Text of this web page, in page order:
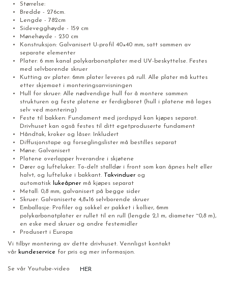
Størrelse:
Bredde - 276cm.
Lengde - 782cm
Sidevegghøyde - 159 cm
Mønehøyde - 230 cm
Konstruksjon: Galvanisert U-profil 40×40 mm, satt sammen av
separate elementer
Plater: 6 mm kanal polykarbonatplater med UV-beskyttelse. Festes
med selvborende skruer
Kutting av plater: 6mm plater leveres på rull. Alle plater må kuttes
etter skjemaet i monteringsanvisningen
Hull for skruer: Alle nødvendige hull for å montere sammen
strukturen og feste platene er ferdigboret (hull i platene må lages
selv ved montering)
Feste til bakken: Fundament med jordspyd kan kjøpes separat.
Drivhuset kan også festes til ditt egetproduserte fundament
Håndtak, kroker og låser: Inkludert
Diffusjonstape og forseglingslister må bestilles separat
Møne: Galvanisert
Platene overlapper hverandre i skjøtene
Dører og lufteluker: To-delt stalldør i front som kan åpnes helt eller
halvt, og lufteluke i bakkant. Takvinduer og
automatisk
lukeåpner må kjøpes separat
Metall: 0,8 mm, galvanisert på begge sider
Skruer: Galvaniserte 4,8×16 selvborende skruer
Emballasje: Profiler og sokkel er pakket i kollier, 6mm
polykarbonatplater er rullet til en rull (lengde 2,1 m, diameter ~0,8 m),
en eske med skruer og andre festemidler
Produsert i Europa
Vi tilbyr montering av dette drivhuset. Vennligst kontakt
vår kundeservice for pris og mer informasjon.
Se vår Youtube-video HER